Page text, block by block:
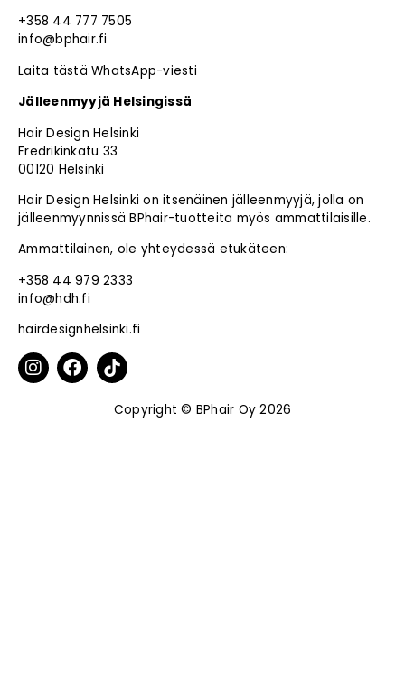
+358 44 777 7505
info@bphair.fi
Laita tästä WhatsApp-viesti
Jälleenmyyjä Helsingissä
Hair Design Helsinki
Fredrikinkatu 33
00120 Helsinki
Hair Design Helsinki on itsenäinen jälleenmyyjä, jolla on
jälleenmyynnissä BPhair-tuotteita myös ammattilaisille.
Ammattilainen, ole yhteydessä etukäteen:
+358 44 979 2333
info@hdh.fi
hairdesignhelsinki.fi
Copyright © BPhair Oy 2026